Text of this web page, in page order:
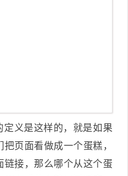
定义是这样的，就是如果
页面看做成一个蛋糕，
链接，那么哪个从这个蛋